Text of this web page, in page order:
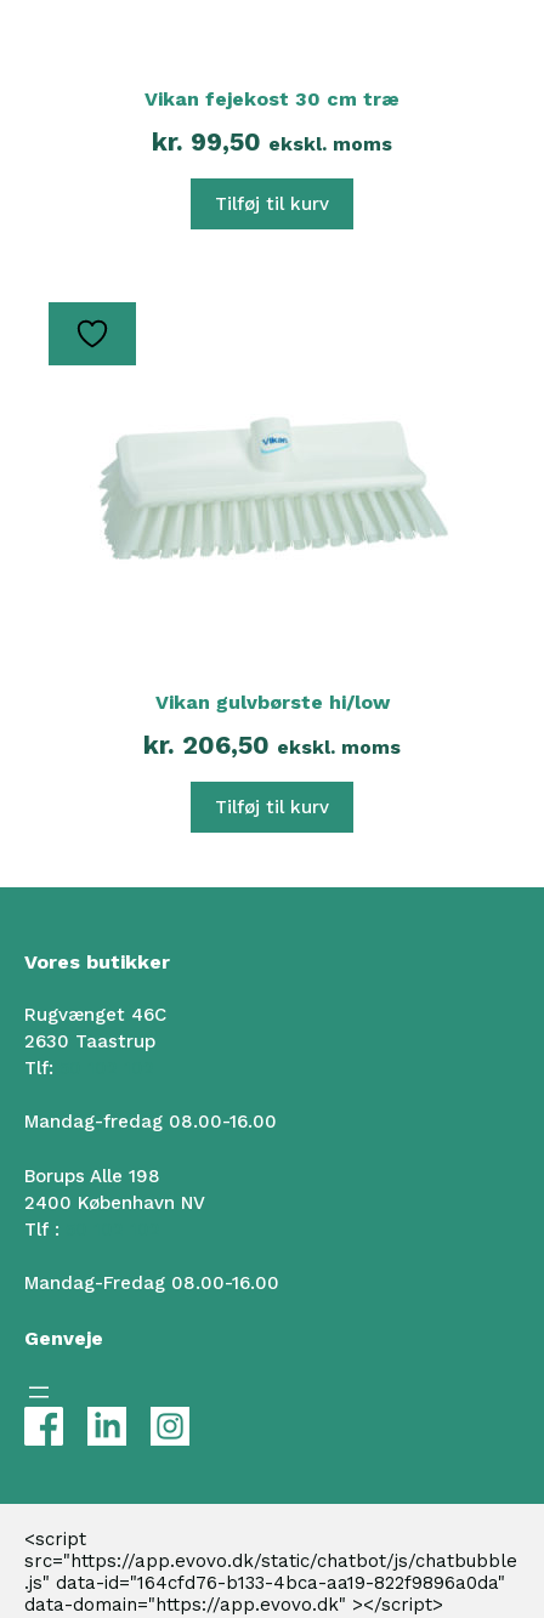
Vikan fejekost 30 cm træ
kr. 99,50 ekskl. moms
Tilføj til kurv
Vikan gulvbørste hi/low
kr. 206,50 ekskl. moms
Tilføj til kurv
Vores butikker
Rugvænget 46C
2630 Taastrup
Tlf:
Mandag-fredag 08.00-16.00
Borups Alle 198
2400 København NV
Tlf :
Mandag-Fredag 08.00-16.00
Genveje
<script
src="https://app.evovo.dk/static/chatbot/js/chatbubble
.js" data-id="164cfd76-b133-4bca-aa19-822f9896a0da"
data-domain="https://app.evovo.dk" ></script>